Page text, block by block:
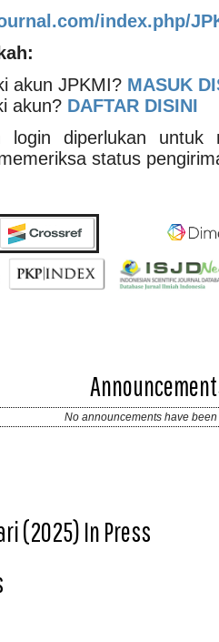
index.php/
akun JPKMI? MASUK
akun? DAFTAR DISINI
login diperlukan untuk
status
No announcements have
(2025) In Press